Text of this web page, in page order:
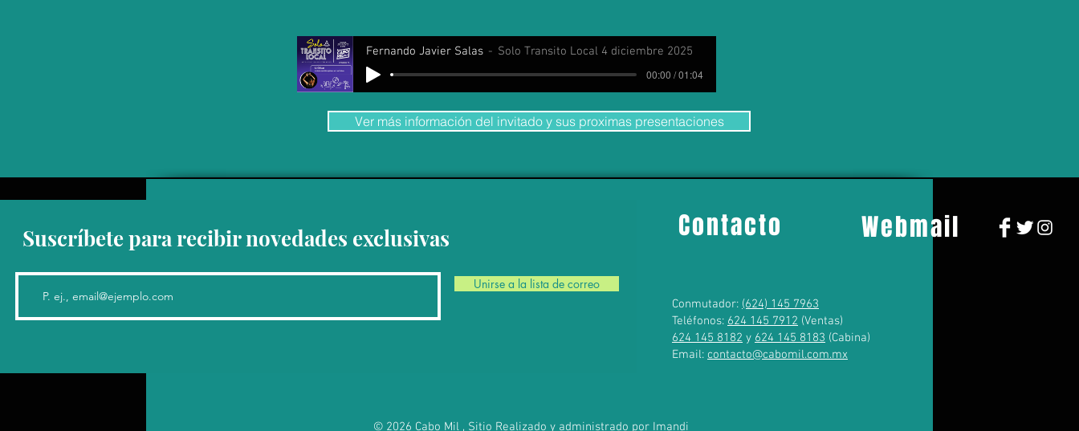
Fernando Javier Salas Solo Transito Local 4 diciembre 2025
00:00 / 01:04
Ver más información del invitado y sus proximas presentaciones
Suscríbete para recibir novedades exclusivas
Unirse a la lista de correo
Contacto Webmail
Conmutador: (624) 145 7963
Teléfonos: 624 145 7912 (Ventas)
624 145 8182 y 624 145 8183 (Cabina)
Email: contacto@cabomil.com.mx
© 2026 Cabo Mil , Sitio Realizado y administrado por Imandi